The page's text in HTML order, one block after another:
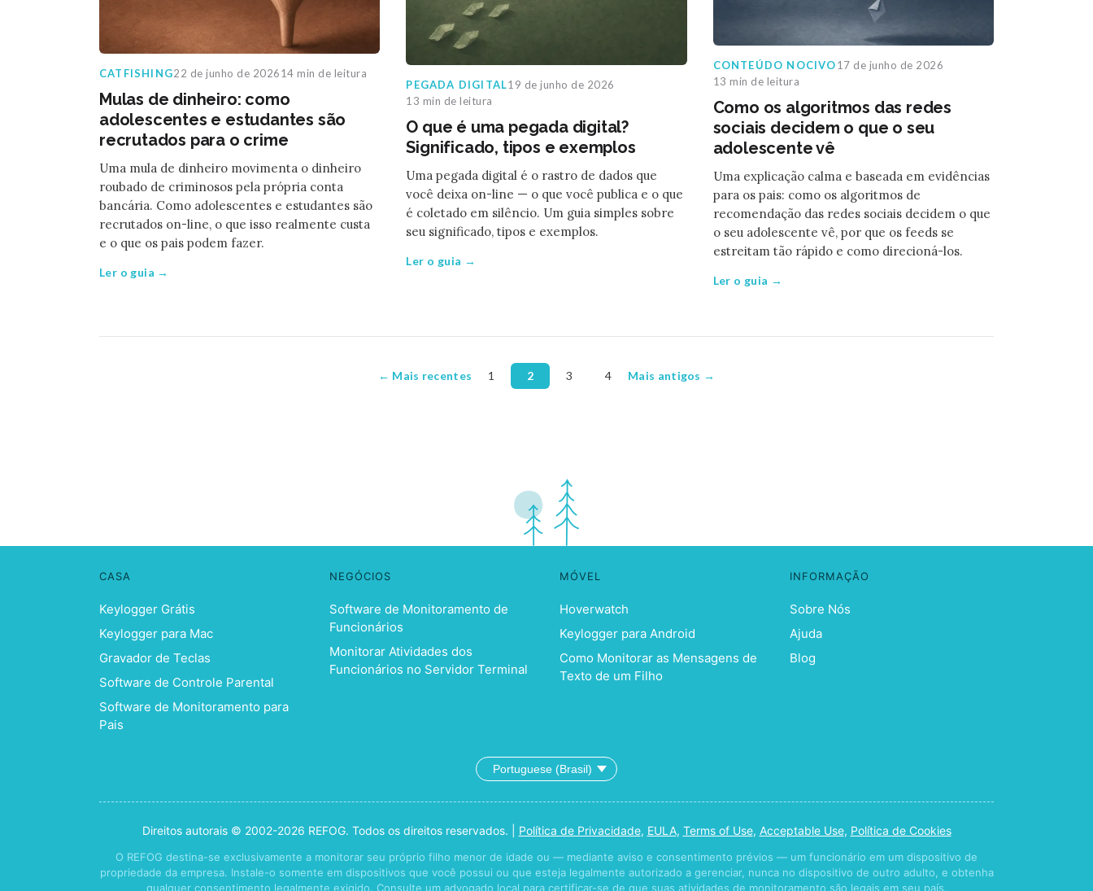
CATFISHING22 de junho de 202614 min de leitura
Mulas de dinheiro: como
adolescentes e estudantes são
recrutados para o crime
Uma mula de dinheiro movimenta o dinheiro
roubado de criminosos pela própria conta
bancária. Como adolescentes e estudantes são
recrutados on-line, o que isso realmente custa
e o que os pais podem fazer.
Ler o guia →
PEGADA DIGITAL19 de junho de 2026
13 min de leitura
O que é uma pegada digital?
Significado, tipos e exemplos
Uma pegada digital é o rastro de dados que
você deixa on-line — o que você publica e o que
é coletado em silêncio. Um guia simples sobre
seu significado, tipos e exemplos.
Ler o guia →
CONTEÚDO NOCIVO17 de junho de 2026
13 min de leitura
Como os algoritmos das redes
sociais decidem o que o seu
adolescente vê
Uma explicação calma e baseada em evidências
para os pais: como os algoritmos de
recomendação das redes sociais decidem o que
o seu adolescente vê, por que os feeds se
estreitam tão rápido e como direcioná-los.
Ler o guia →
← Mais recentes 1 2 3 4 Mais antigos →
CASA
Keylogger Grátis
Keylogger para Mac
Gravador de Teclas
Software de Controle Parental
Software de Monitoramento para
Pais
NEGÓCIOS
Software de Monitoramento de
Funcionários
Monitorar Atividades dos
Funcionários no Servidor Terminal
MÓVEL
Hoverwatch
Keylogger para Android
Como Monitorar as Mensagens de
Texto de um Filho
INFORMAÇÃO
Sobre Nós
Ajuda
Blog
Direitos autorais © 2002-2026 REFOG. Todos os direitos reservados. | Política de Privacidade, EULA, Terms of Use, Acceptable Use, Política de Cookies
O REFOG destina-se exclusivamente a monitorar seu próprio filho menor de idade ou — mediante aviso e consentimento prévios — um funcionário em um dispositivo de
propriedade da empresa. Instale-o somente em dispositivos que você possui ou que esteja legalmente autorizado a gerenciar, nunca no dispositivo de outro adulto, e obtenha
qualquer consentimento legalmente exigido. Consulte um advogado local para certificar-se de que suas atividades de monitoramento são legais em seu país.